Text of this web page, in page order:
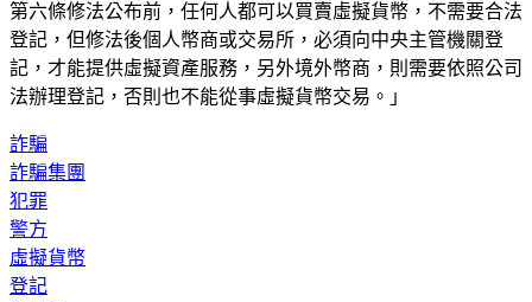
第六條修法公布前，任何人都可以買賣虛擬貨幣，不需要合法
登記，但修法後個人幣商或交易所，必須向中央主管機關登
記，才能提供虛擬資產服務，另外境外幣商，則需要依照公司
法辦理登記，否則也不能從事虛擬貨幣交易。」
詐騙
詐騙集團
犯罪
警方
虛擬貨幣
登記